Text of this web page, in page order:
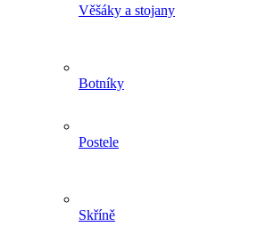
Věšáky a stojany
Botníky
Postele
Skříně